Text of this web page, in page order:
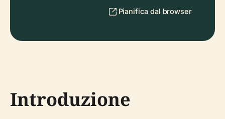
Pianifica dal browser
Introduzione